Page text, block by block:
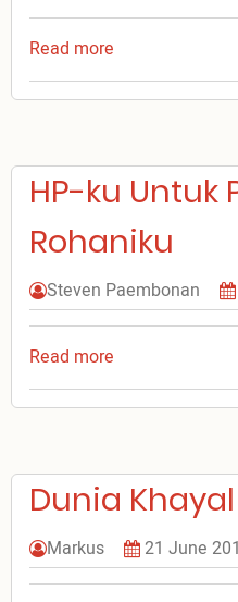
Read more
Yuk..Menginjili
Para
HP-ku Untuk
Rohaniku
Steven Paembonan
Read more
HP-
ku
Rohaniku
Dunia
Markus 21 June